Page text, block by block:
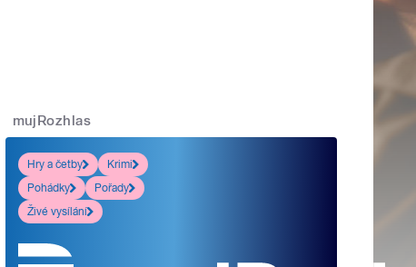
mujRozhlas
Hry a četby
Krimi
Pohádky
Pořady
Živé vysílání